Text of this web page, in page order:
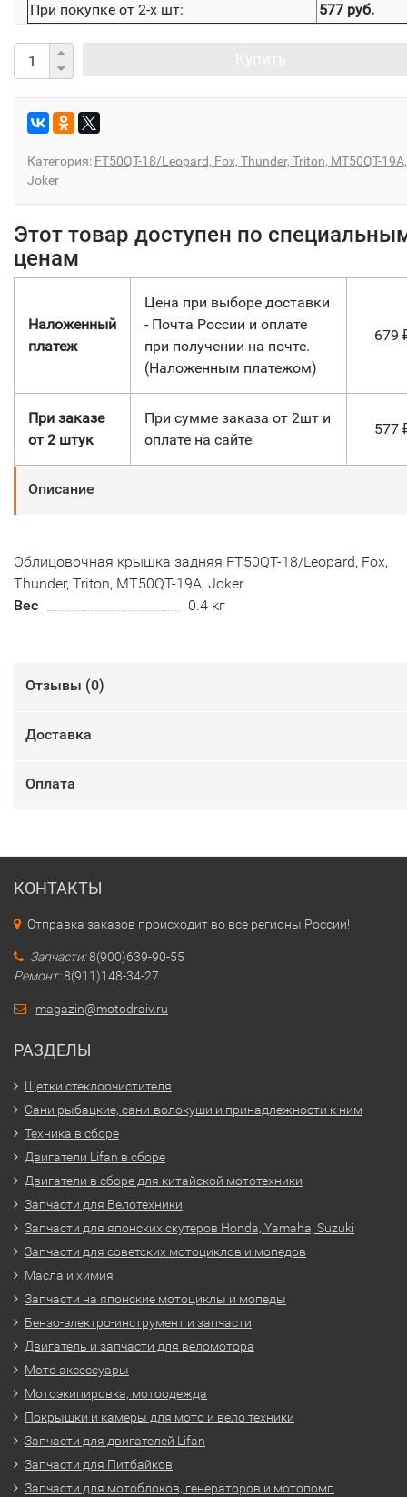
При покупке от 2-х шт:
577 руб.
Категория: FT50QT-18/Leopard, Fox, Thunder, Triton, MT50QT-19A,
Joker
Этот товар доступен по
ценам
Наложенный
платеж
Цена при выборе доставки
- Почта России и оплате
при получении на почте.
(Наложенным платежом)
679
При заказе
от 2 штук
При сумме заказа от 2шт и
оплате на сайте
577
Описание
Облицовочная крышка задняя FT50QT-18/Leopard, Fox,
Thunder, Triton, MT50QT-19A, Joker
Вес
0.4 кг
Отзывы (0)
Доставка
Оплата
КОНТАКТЫ
Отправка заказов происходит во все регионы России!
Запчасти:8(900)639-90-55
Ремонт:8(911)148-34-27
magazin@motodraiv.ru
РАЗДЕЛЫ
Щетки стеклоочистителя
Сани рыбацкие, сани-волокуши и принадлежности к ним
Техника в сборе
Двигатели Lifan в сборе
Двигатели в сборе для китайской мототехники
Запчасти для Велотехники
Запчасти для японских скутеров Honda, Yamaha, Suzuki
Запчасти для советских мотоциклов и мопедов
Масла и химия
Запчасти на японские мотоциклы и мопеды
Бензо-электро-инструмент и запчасти
Двигатель и запчасти для веломотора
Мото аксессуары
Мотоэкипировка, мотоодежда
Покрышки и камеры для мото и вело техники
Запчасти для двигателей Lifan
Запчасти для Питбайков
Запчасти для мотоблоков, генераторов и мотопомп